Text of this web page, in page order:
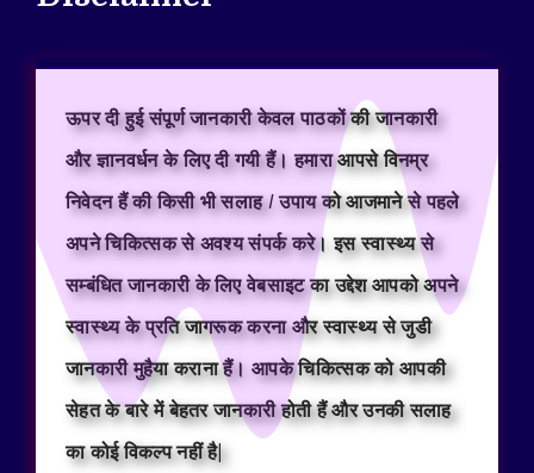
ऊपर दी हुई संपूर्ण जानकारी केवल पाठकों की जानकारी
और ज्ञानवर्धन के लिए दी गयी हैं। हमारा आपसे विनम्र
निवेदन हैं की किसी भी सलाह / उपाय को आजमाने से पहले
अपने चिकित्सक से अवश्य संपर्क करे। इस स्वास्थ्य से
सम्बंधित जानकारी के लिए वेबसाइट का उद्देश आपको अपने
स्वास्थ्य के प्रति जागरूक करना और स्वास्थ्य से जुडी
जानकारी मुहैया कराना हैं। आपके चिकित्सक को आपकी
सेहत के बारे में बेहतर जानकारी होती हैं और उनकी सलाह
का कोई विकल्प नहीं है|